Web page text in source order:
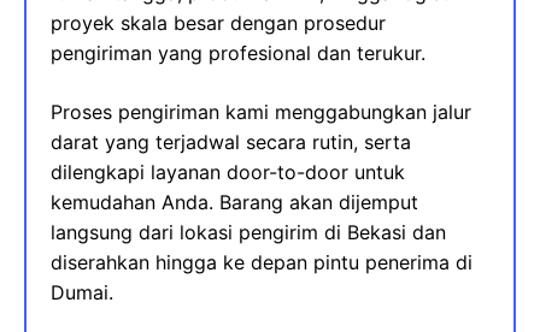
proyek skala besar dengan prosedur
pengiriman yang profesional dan terukur.
Proses pengiriman kami menggabungkan jalur
darat yang terjadwal secara rutin, serta
dilengkapi layanan door-to-door untuk
kemudahan Anda. Barang akan dijemput
langsung dari lokasi pengirim di Bekasi dan
diserahkan hingga ke depan pintu penerima di
Dumai.